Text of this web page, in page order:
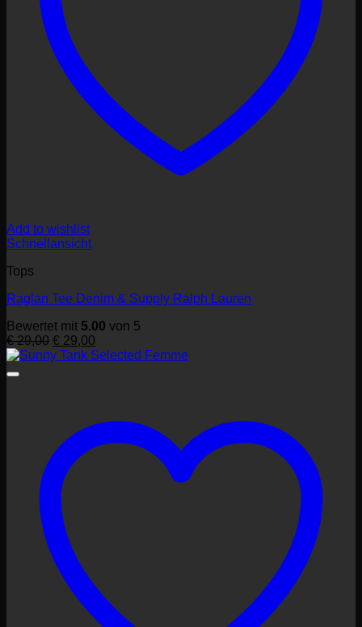
Add to wishlist
Schnellansicht
Tops
Raglan Tee Denim & Supply Ralph Lauren
Bewertet mit 5.00 von 5
€29,00 Ursprünglicher
Preis
€ 29,00
Preis